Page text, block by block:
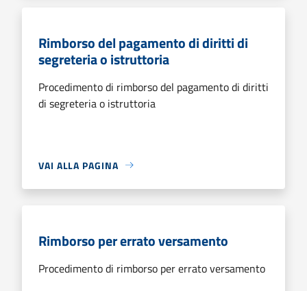
Rimborso del pagamento di diritti di
segreteria o istruttoria
Procedimento di rimborso del pagamento di diritti
di segreteria o istruttoria
VAI ALLA PAGINA
Rimborso per errato versamento
Procedimento di rimborso per errato versamento